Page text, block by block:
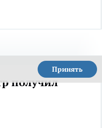
Принять
получил